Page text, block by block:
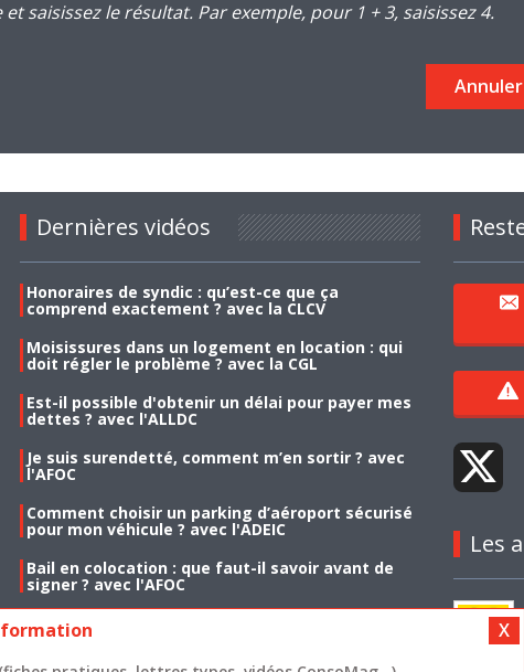
saisissez le résultat. Par exemple, pour 1 + 3, saisissez 4.
Dernières vidéos
Honoraires de syndic : qu’est-ce que ça
comprend exactement ? avec la CLCV
Moisissures dans un logement en location : qui
doit régler le problème ? avec la CGL
Est-il possible d'obtenir un délai pour payer mes
dettes ? avec l'ALLDC
Je suis surendetté, comment m’en sortir ? avec
l'AFOC
Comment choisir un parking d’aéroport sécurisé
pour mon véhicule ? avec l'ADEIC
Bail en colocation : que faut-il savoir avant de
signer ? avec l'AFOC
Les